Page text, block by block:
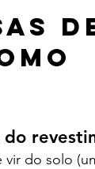
vir do solo